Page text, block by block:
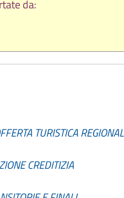
da:
TURISTICA
CREDITIZIA